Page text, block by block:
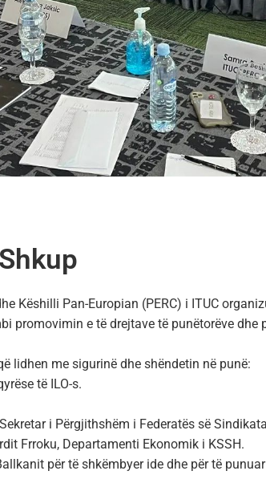
Këshilli Pan-Europian (PERC) i ITUC
promovimin e të drejtave të punëtorëve dhe
lidhen me sigurinë dhe shëndetin në punë:
të ILO-s.
i Përgjithshëm i Federatës së
Frroku, Departamenti Ekonomik i KSSH.
për të shkëmbyer ide dhe për të